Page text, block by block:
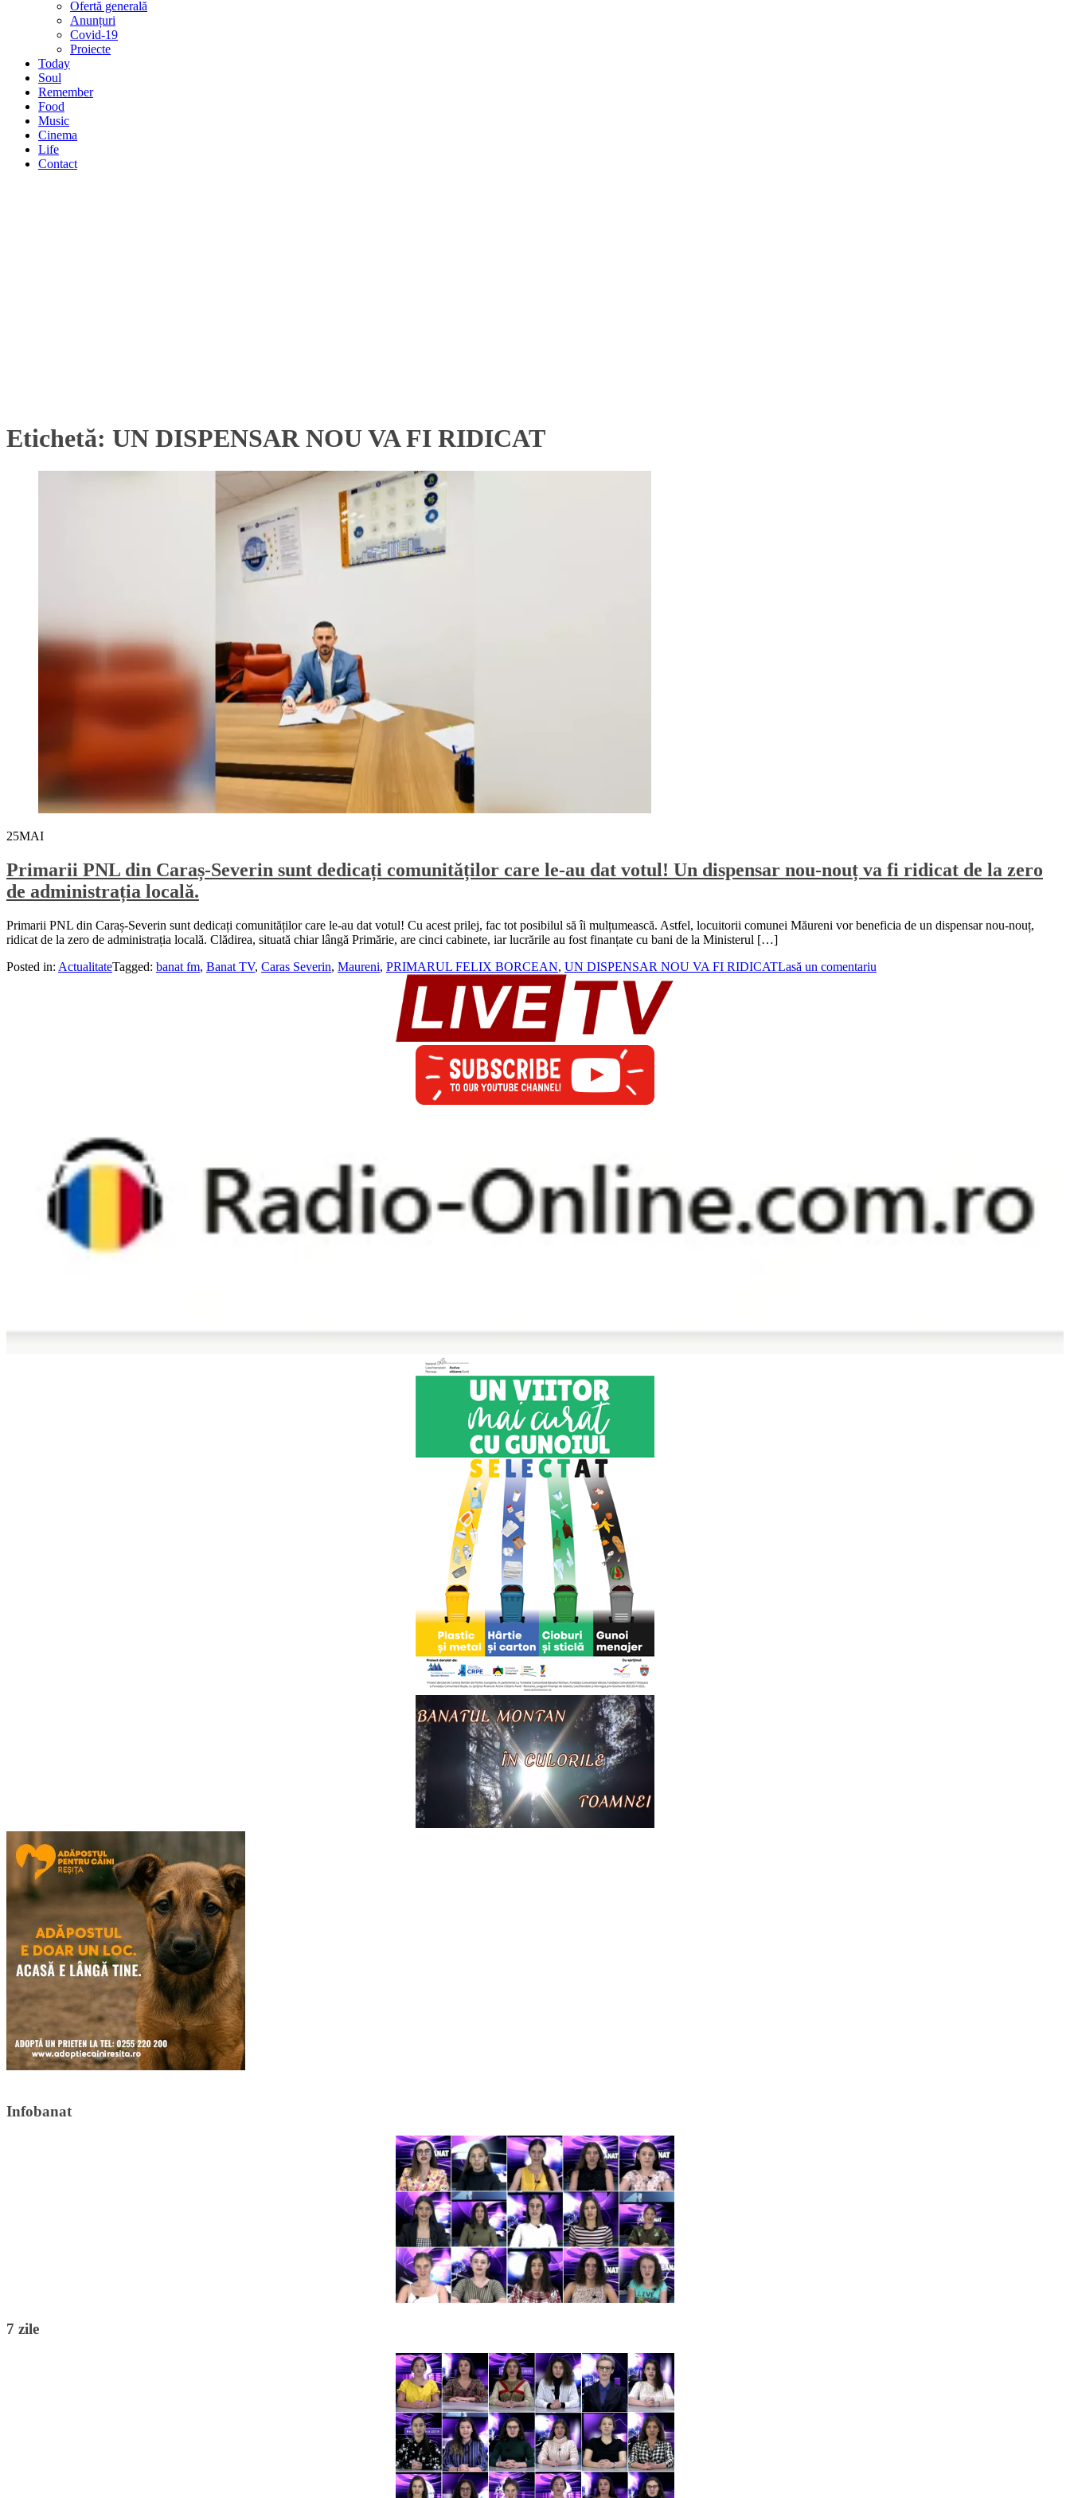
Ofertă generală
Anunțuri
Covid-19
Proiecte
Today
Soul
Remember
Food
Music
Cinema
Life
Contact
Etichetă: UN DISPENSAR NOU VA FI RIDICAT
25MAI
Primarii PNL din Caraș-Severin sunt dedicați comunităților care le-au dat votul! Un dispensar nou-nouț va fi ridicat de la zero
de administrația locală.
Primarii PNL din Caraș-Severin sunt dedicați comunităților care le-au dat votul! Cu acest prilej, fac tot posibilul să îi mulțumească. Astfel, locuitorii comunei Măureni vor beneficia de un dispensar nou-nouț,
ridicat de la zero de administrația locală. Clădirea, situată chiar lângă Primărie, are cinci cabinete, iar lucrările au fost finanțate cu bani de la Ministerul […]
Posted in: ActualitateTagged: banat fm, Banat TV, Caras Severin, Maureni, PRIMARUL FELIX BORCEAN, UN DISPENSAR NOU VA FI RIDICATLasă un comentariu
Infobanat
7 zile